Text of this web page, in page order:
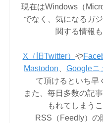
現在はWindows（
でなく、気になるガ
関する情報
X（旧Twitter） や
Mastodon
Googleニ
て頂けるといち早
また、毎日多数の記
もれてしまう
RSS（Feedly）の